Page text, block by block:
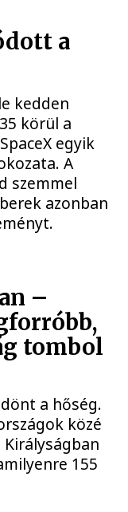
a
kedden
körül a
egyik
A
szemmel
azonban
–
tombol
a hőség.
közé
155